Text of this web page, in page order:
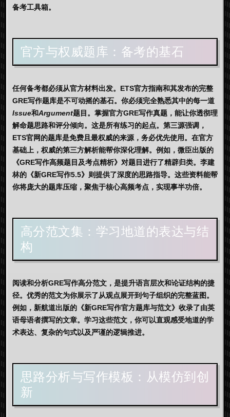
备考工具箱。
官方与权威题库：备考的基石
任何备考都必须从官方材料出发。 ETS官方指南和其发布的完整
GRE写作题库是不可动摇的基石。你必须完全熟悉其中的每一道
Issue和Argument题目。掌握官方GRE写作真题 ，能让你透彻理
解命题思路和评分倾向。这是所有练习的起点。第三源强调，
ETS官网的题库是免费且最权威的来源，务必优先使用。在官方
基础上，权威的第三方解析能帮你深化理解。例如，微臣出版的
《GRE写作高频题目及考点精析》对题目进行了精辟归类。李建
林的《新GRE写作5.5》则提供了深度的思路指导。这些资料能帮
你将庞大的题库压缩，聚焦于核心高频考点，实现事半功倍。
高分范文集：学习地道的表达与结
构
阅读和分析GRE写作高分范文 ，是提升语言层次和论证结构的捷
径。优秀的范文为你展示了从观点展开到句子组织的完整蓝图。
例如，新航道出版的《新GRE写作官方题库与范文》收录了由英
语母语者撰写的文章。学习这些范文，你可以直观感受地道的学
术表达、复杂的句式以及严谨的逻辑推进。
思路分析与写作模板：从模仿到创
新